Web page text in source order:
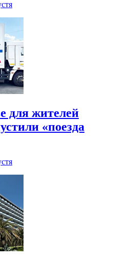
для жителей
«поезда